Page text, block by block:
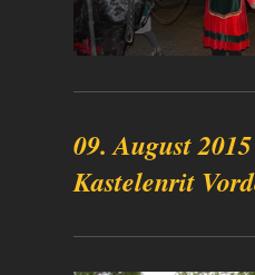
09. August 2015
Kastelenrit